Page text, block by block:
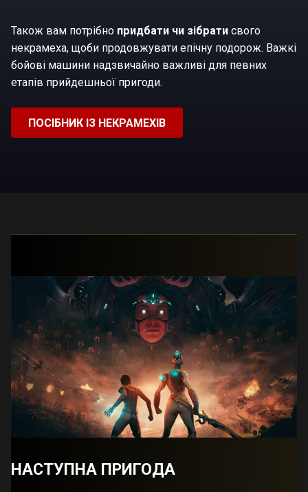
Також вам потрібно придбати чи зібрати свого
некрамеха, щоби продовжувати епічну подорож. Важкі
бойові машини надзвичайно важливі для певних
етапів прийдешньої пригоди.
ПОСІБНИК ІЗ НЕКРАМЕХІВ
НАСТУПНА ПРИГОДА